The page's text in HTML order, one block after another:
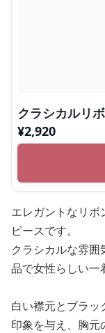
クラシカルリ
¥2,920
エレガントなリボ
ピースです。
クラシカルな雰
品で女性らしい一
白い襟元とブラッ
印象を与え、胸元